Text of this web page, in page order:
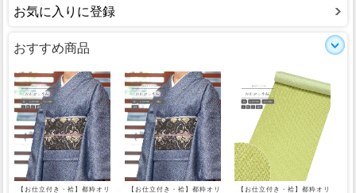
お気に入りに登録
おすすめ商品
【お仕立付き・袷】都粋オリ
【お仕立付き・袷】都粋オリ
【お仕立付き・袷】都粋オリ